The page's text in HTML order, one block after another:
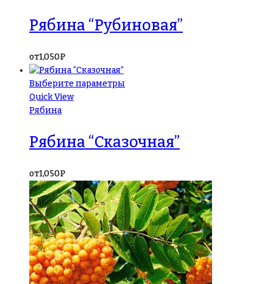
Рябина “Рубиновая”
от1,050₽
Выберите параметры
Quick View
Рябина
Рябина “Сказочная”
от1,050₽